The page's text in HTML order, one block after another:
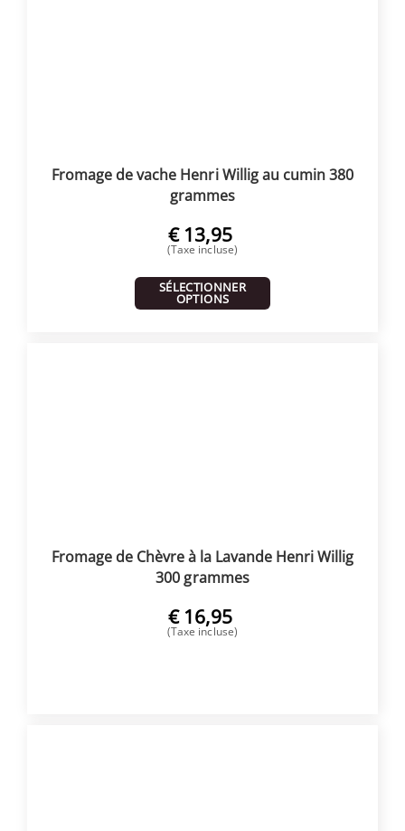
Fromage de vache Henri Willig au cumin 380
grammes
€ 13,95
(Taxe incluse)
SÉLECTIONNER
OPTIONS
Fromage de Chèvre à la Lavande Henri Willig
300 grammes
€ 16,95
(Taxe incluse)